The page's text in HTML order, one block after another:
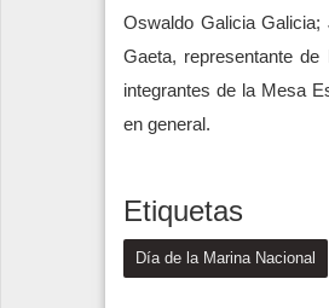
Oswaldo Galicia
Gaeta, representante
integrantes de la Mesa
en general.
Etiquetas
Día de la Marina Nacional